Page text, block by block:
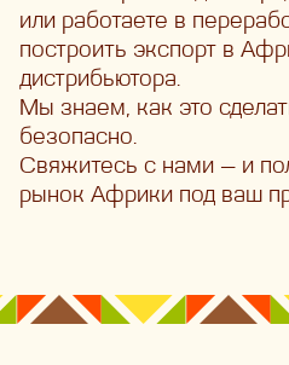
или работаете в
построить экспорт в
дистрибьютора.
Мы знаем, как это
безопасно.
Свяжитесь с нами — и
рынок Африки под ваш